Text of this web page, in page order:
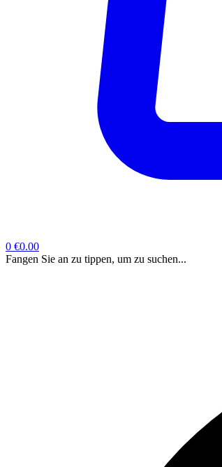
0 €0.00
Fangen Sie an zu tippen, um zu suchen...